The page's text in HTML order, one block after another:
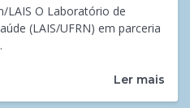
LAIS O Laboratório de
(LAIS/UFRN) em parceria
Ler mais